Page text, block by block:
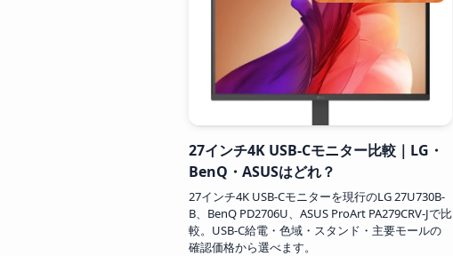
27インチ4K USB-Cモニター比較｜LG・
BenQ・ASUSはどれ？
27インチ4K USB-Cモニターを現行のLG 27U730B-
B、BenQ PD2706U、ASUS ProArt PA279CRV-Jで比
較。USB-C給電・色域・スタンド・主要モールの
確認価格から選べます。